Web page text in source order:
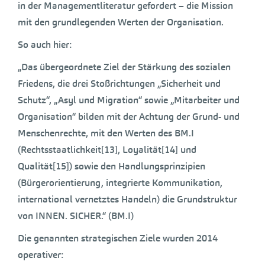
in der Managementliteratur gefordert – die Mission
mit den grundlegenden Werten der Organisation.
So auch hier:
„Das übergeordnete Ziel der Stärkung des sozialen
Friedens, die drei Stoßrichtungen „Sicherheit und
Schutz“, „Asyl und Migration“ sowie „Mitarbeiter und
Organisation“ bilden mit der Achtung der Grund- und
Menschenrechte, mit den Werten des BM.I
(Rechtsstaatlichkeit[13], Loyalität[14] und
Qualität[15]) sowie den Handlungsprinzipien
(Bürgerorientierung, integrierte Kommunikation,
international vernetztes Handeln) die Grundstruktur
von INNEN. SICHER.“ (BM.I)
Die genannten strategischen Ziele wurden 2014
operativer: